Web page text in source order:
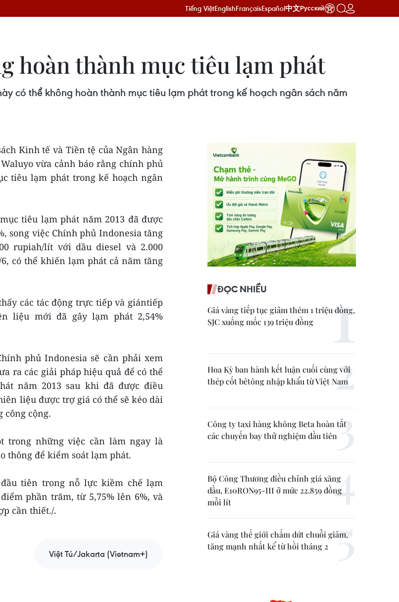
Tiếng ViệtEnglishFrançaisEspañol中文Русский
hoàn thành mục tiêu lạm phát
có thể không hoàn thành mục tiêu lạm phát trong kế hoạch ngân sách năm
Kinh tế và Tiền tệ của Ngân hàng
vừa cảnh báo rằng chính phủ
tiêu lạm phát trong kế hoạch ngân
tiêu lạm phát năm 2013 đã được
song việc Chính phủ Indonesia tăng
rupiah/lít với dầu diesel và 2.000
có thể khiến lạm phát cả năm tăng
các tác động trực tiếp và giántiếp
liệu mới đã gây lạm phát 2,54%
phủ Indonesia sẽ cần phải xem
ra các giải pháp hiệu quả để có thể
năm 2013 sau khi đã được điều
liệu được trợ giá có thể sẽ kéo dài
công cộng.
trong những việc cần làm ngay là
thông để kiểm soát lạm phát.
tiên trong nỗ lực kiềm chế lạm
phần trăm, từ 5,75% lên 6%, và
cần thiết./.
Việt Tú/Jakarta (Vietnam+)
ĐỌC NHIỀU
Giá vàng tiếp tục giảm thêm 1 triệu đồng,
SJC xuống mốc 139 triệu đồng
Hoa Kỳ ban hành kết luận cuối cùng với
thép cốt bêtông nhập khẩu từ Việt Nam
Công ty taxi hàng không Beta hoàn tất
các chuyến bay thử nghiệm đầu tiên
Bộ Công Thương điều chỉnh giá xăng
dầu, E10RON95-III ở mức 22.859 đồng
mỗi lít
Giá vàng thế giới chấm dứt chuỗi giảm,
tăng mạnh nhất kể từ hồi tháng 2